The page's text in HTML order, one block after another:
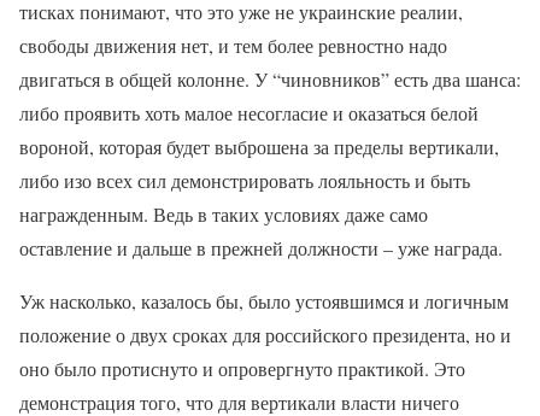
тисках понимают, что это уже не украинские реалии,
свободы движения нет, и тем более ревностно надо
двигаться в общей колонне. У “чиновников” есть два шанса:
либо проявить хоть малое несогласие и оказаться белой
вороной, которая будет выброшена за пределы вертикали,
либо изо всех сил демонстрировать лояльность и быть
награжденным. Ведь в таких условиях даже само
оставление и дальше в прежней должности – уже награда.
Уж насколько, казалось бы, было устоявшимся и логичным
положение о двух сроках для российского президента, но и
оно было протиснуто и опровергнуто практикой. Это
демонстрация того, что для вертикали власти ничего